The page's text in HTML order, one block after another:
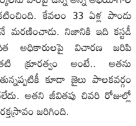
కేవలం 33 ఏళ్ల పాండు
నిజానికి ఇది కస్టడీ
అధికారులపై విచారణ జరిపి
క్రూరత్వం అంటే.. అతను
కూడా జైలు పాలకవర్గం
అతని జీవితపు చివరి రోజుల్లో
జరిగింది.